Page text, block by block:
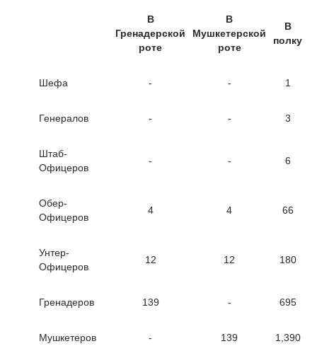
В
Гренадерской
роте
В
Мушкетерской
роте
В
полку
Шефа - - 1
Генералов - - 3
Штаб-
Офицеров
- - 6
Обер-
Офицеров
4 4 66
Унтер-
Офицеров
12 12 180
Гренадеров 139 - 695
Мушкетеров - 139 1,390